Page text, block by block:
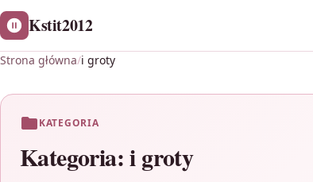
Kstit2012
Strona główna/i groty
KATEGORIA
Kategoria:i groty